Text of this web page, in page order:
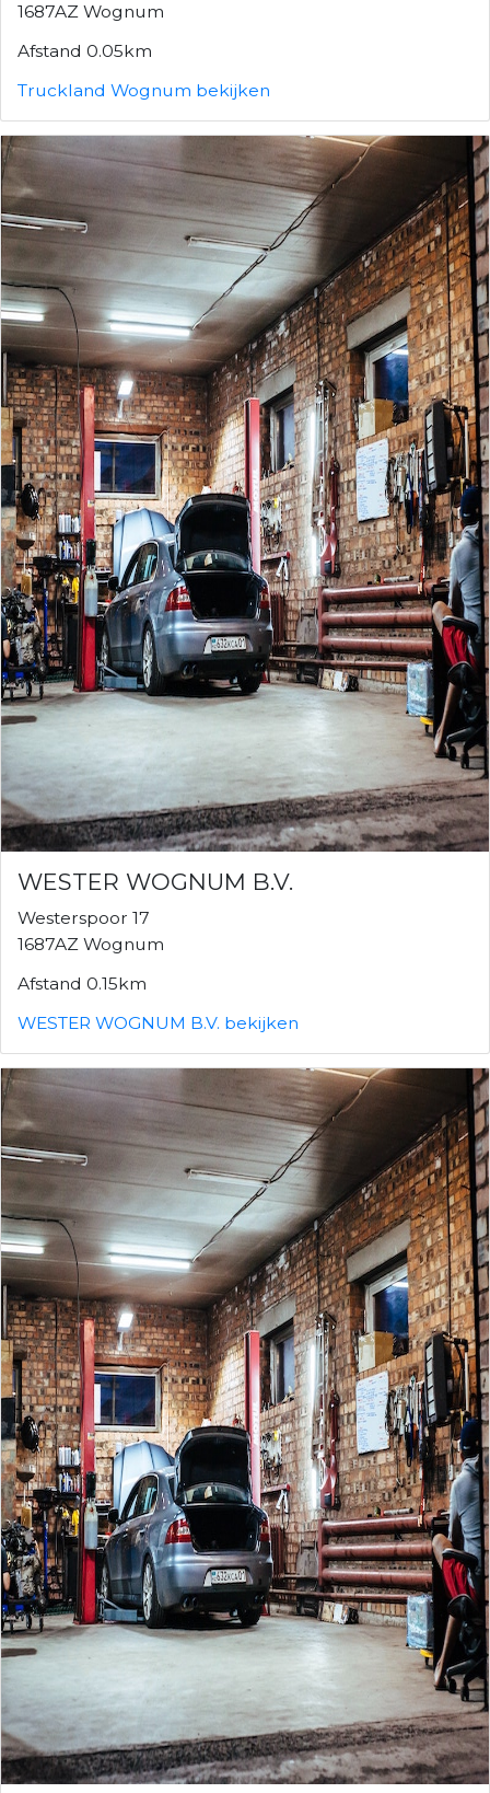
1687AZ Wognum
Afstand 0.05km
Truckland Wognum bekijken
WESTER WOGNUM B.V.
Westerspoor 17
1687AZ Wognum
Afstand 0.15km
WESTER WOGNUM B.V. bekijken